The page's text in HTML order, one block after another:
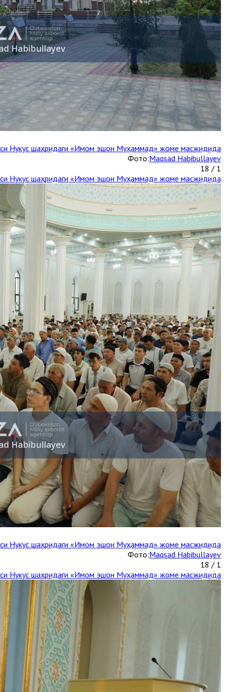
Нукус шаҳридаги «Имом эшон Муҳаммад» жоме масжидида
Фото:Maqsad Habibullayev
1 / 18
Нукус шаҳридаги «Имом эшон Муҳаммад» жоме масжидида
Нукус шаҳридаги «Имом эшон Муҳаммад» жоме масжидида
Фото:Maqsad Habibullayev
1 / 18
Нукус шаҳридаги «Имом эшон Муҳаммад» жоме масжидида